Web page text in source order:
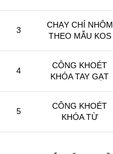
3
CHẠY CHỈ NHÔM
THEO MẪU KOS
4
CÔNG KHOÉT
KHÓA TAY GẠT
5
CÔNG KHOÉT
KHÓA TỪ